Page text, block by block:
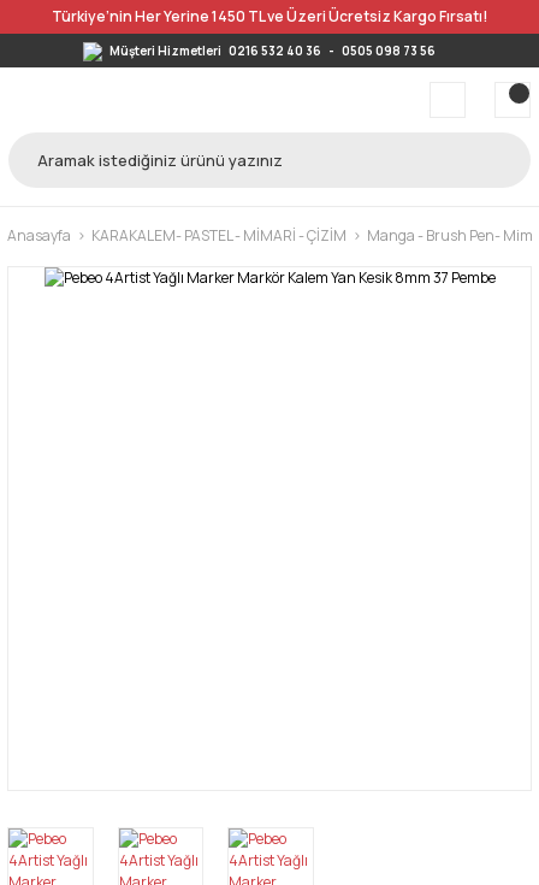
Türkiye’nin Her Yerine 1450 TL ve Üzeri Ücretsiz Kargo Fırsatı!
Müşteri Hizmetleri 0216 532 40 36 - 0505 098 73 56
Anasayfa KARAKALEM- PASTEL - MİMARİ - ÇİZİM Manga - Brush Pen-